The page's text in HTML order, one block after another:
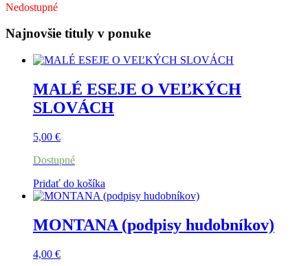
Nedostupné
Najnovšie tituly v ponuke
MALÉ ESEJE O VEĽKÝCH
SLOVÁCH
5,00 €
Dostupné
Pridať do košíka
MONTANA (podpisy hudobníkov)
4,00 €